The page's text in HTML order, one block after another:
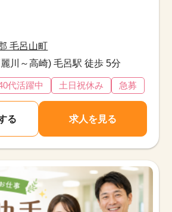
毛呂山町
川～高崎) 毛呂駅 徒歩 5分
代活躍中 土日祝休み 急募
る 求人を見る